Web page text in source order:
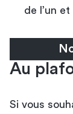
de l’un et
Au
Si vous